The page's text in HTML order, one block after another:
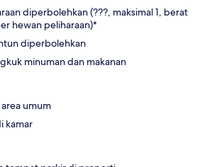
diperbolehkan (???, maksimal 1, berat
hewan peliharaan)*
diperbolehkan
minuman dan makanan
umum
kamar